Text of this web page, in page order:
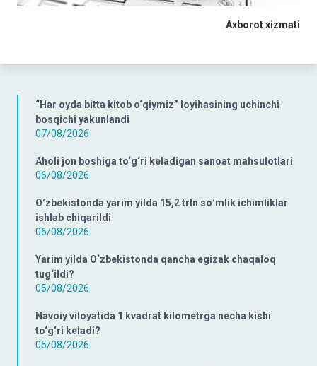
“Har oyda bitta kitob o‘qiymiz” loyihasining uchinchi
bosqichi yakunlandi
07/08/2026
Aholi jon boshiga to‘g‘ri keladigan sanoat mahsulotlari
06/08/2026
Oʻzbekistonda yarim yilda 15,2 trln soʻmlik ichimliklar
ishlab chiqarildi
06/08/2026
Yarim yilda O‘zbekistonda qancha egizak chaqaloq
tug‘ildi?
05/08/2026
Navoiy viloyatida 1 kvadrat kilometrga necha kishi
to‘g‘ri keladi?
05/08/2026
Axborot xizmati